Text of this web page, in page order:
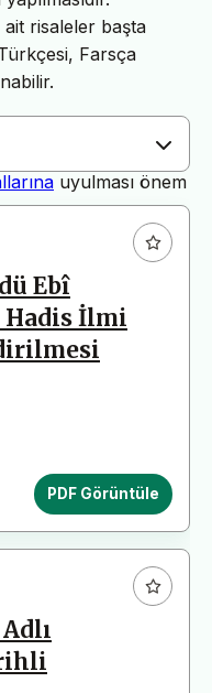
ait risaleler başta
Farsça
ve sağlıklı
uyulması önem
uymayan
alınmadan iade
yüklemeden
uygun olarak
130 Gün)
Ebî
Hadis İlmi
PDF Görüntüle